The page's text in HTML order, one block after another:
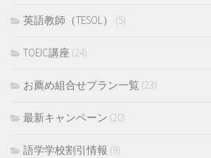
英語教師（TESOL） (5)
TOEIC講座 (24)
お薦め組合せプラン一覧 (23)
最新キャンペーン (20)
語学学校割引情報 (9)